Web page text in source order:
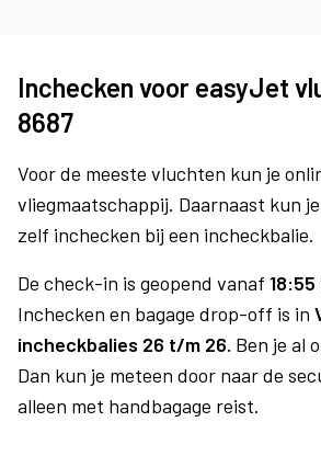
Inchecken voor easyJet
8687
Voor de meeste vluchten kun je
vliegmaatschappij. Daarnaast kun
zelf inchecken bij een incheckbalie.
De check-in is geopend vanaf 18:55
Inchecken en bagage drop-off is in
incheckbalies 26 t/m 26. Ben je al
Dan kun je meteen door naar de
alleen met handbagage reist.